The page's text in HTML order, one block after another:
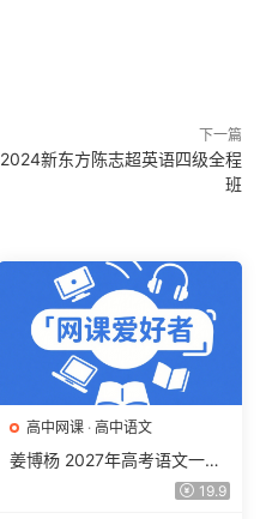
下一篇
2024新东方陈志超英语四级全程
班
高中网课 · 高中语文
姜博杨 2027年高考语文一轮
复习网课教程 高三语文 上学
19.9